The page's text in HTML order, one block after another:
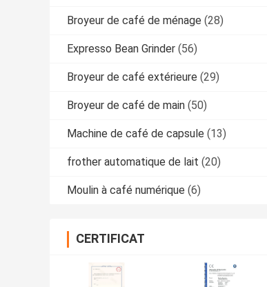
Broyeur de café de ménage (28)
Expresso Bean Grinder (56)
Broyeur de café extérieure (29)
Broyeur de café de main (50)
Machine de café de capsule (13)
frother automatique de lait (20)
Moulin à café numérique (6)
CERTIFICAT